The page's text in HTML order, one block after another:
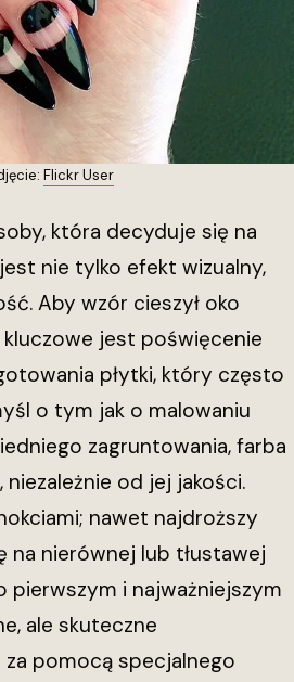
Flickr User
która decyduje się na
nie tylko efekt wizualny,
Aby wzór cieszył oko
kluczowe jest poświęcenie
płytki, który często
o tym jak o malowaniu
zagruntowania, farba
niezależnie od jej jakości.
nawet najdroższy
na nierównej lub tłustawej
pierwszym i najważniejszym
ale skuteczne
za pomocą specjalnego